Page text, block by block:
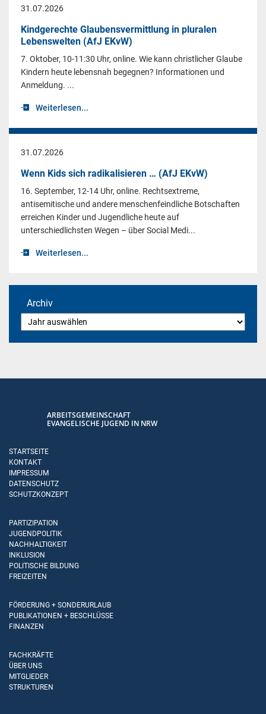
31.07.2026
Kindgerechte Glaubensvermittlung in pluralen
Lebenswelten (AfJ EKvW)
7. Oktober, 10-11:30 Uhr, online. Wie kann christlicher Glaube
Kindern heute lebensnah begegnen? Informationen und
Anmeldung. ...
Weiterlesen...
31.07.2026
Wenn Kids sich radikalisieren … (AfJ EKvW)
16. September, 12-14 Uhr, online. Rechtsextreme,
antisemitische und andere menschenfeindliche Botschaften
erreichen Kinder und Jugendliche heute auf
unterschiedlichsten Wegen – über Social Medi...
Weiterlesen...
Archiv
ARBEITSGEMEINSCHAFT
EVANGELISCHE JUGEND IN NRW
STARTSEITE
KONTAKT
IMPRESSUM
DATENSCHUTZ
SCHUTZKONZEPT
PARTIZIPATION
JUGENDPOLITIK
NACHHALTIGKEIT
INKLUSION
POLITISCHE BILDUNG
FREIZEITEN
FÖRDERUNG + SONDERURLAUB
PUBLIKATIONEN + BESCHLÜSSE
FINANZEN
FACHKRÄFTE
ÜBER UNS
MITGLIEDER
STRUKTUREN